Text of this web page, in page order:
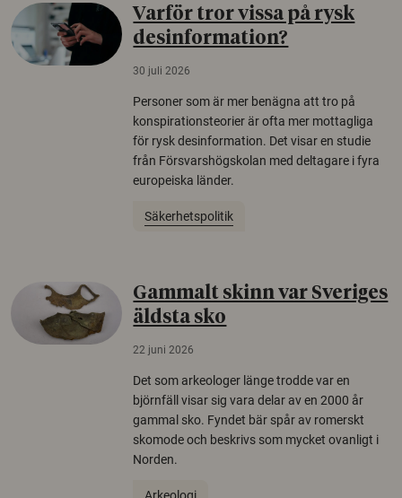
Varför tror vissa på rysk
desinformation?
30 juli 2026
Personer som är mer benägna att tro på
konspirationsteorier är ofta mer mottagliga
för rysk desinformation. Det visar en studie
från Försvarshögskolan med deltagare i fyra
europeiska länder.
Säkerhetspolitik
Gammalt skinn var Sveriges
äldsta sko
22 juni 2026
Det som arkeologer länge trodde var en
björnfäll visar sig vara delar av en 2000 år
gammal sko. Fyndet bär spår av romerskt
skomode och beskrivs som mycket ovanligt i
Norden.
Arkeologi